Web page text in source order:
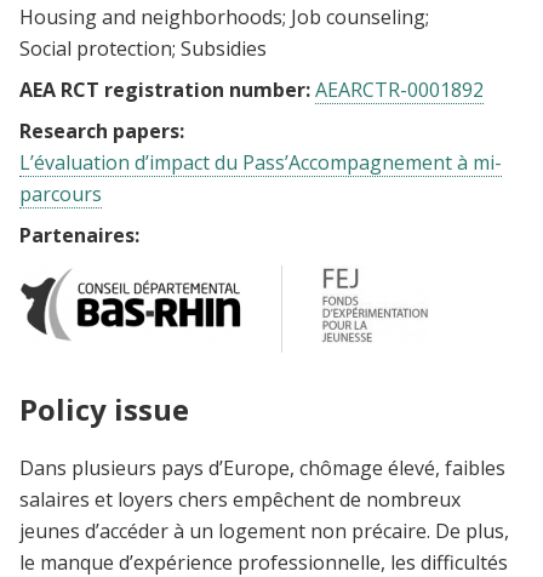
Housing and neighborhoods Job counseling
Social protection Subsidies
AEA RCT registration number:AEARCTR-0001892
Research papers:
L’évaluation d’impact du Pass’Accompagnement à mi-
parcours
Partenaires:
Policy issue
Dans plusieurs pays d’Europe, chômage élevé, faibles
salaires et loyers chers empêchent de nombreux
jeunes d’accéder à un logement non précaire. De plus,
le manque d’expérience professionnelle, les difficultés